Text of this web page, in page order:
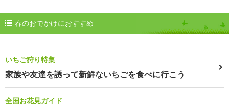
春のおでかけにおすすめ
いちご狩り特集
家族や友達を誘って新鮮ないちごを食べに行こう
全国お花見ガイド